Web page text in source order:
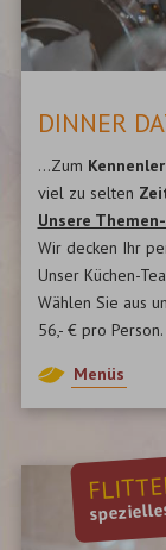
DINNER
...Zum
viel zu selten
Unsere
Wir decken Ihr
Unser Küchen-
Wählen Sie aus
56,- € pro Person.
Menüs